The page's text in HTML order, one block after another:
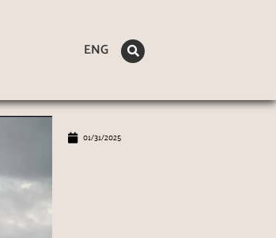
ENG
01/31/2025